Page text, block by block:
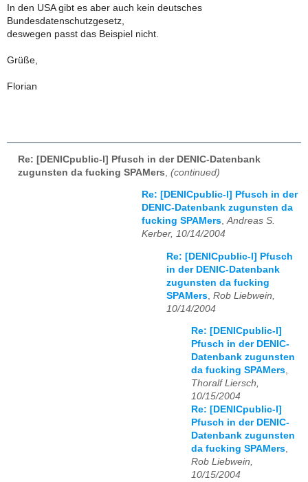
In den USA gibt es aber auch kein deutsches
Bundesdatenschutzgesetz,
deswegen passt das Beispiel nicht.
Grüße,
Florian
Re: [DENICpublic-l] Pfusch in der DENIC-Datenbank
zugunsten da fucking SPAMers (continued)
Re: [DENICpublic-l] Pfusch in der
DENIC-Datenbank zugunsten da
fucking SPAMers,Andreas S.
Kerber, 10/14/2004
Re: [DENICpublic-l] Pfusch
in der DENIC-Datenbank
zugunsten da fucking
SPAMers Rob Liebwein,
10/14/2004
Re: [DENICpublic-l]
Pfusch in der DENIC-
Datenbank zugunsten
da fucking SPAMers,
Thoralf Liersch,
10/15/2004
Re: [DENICpublic-l]
Pfusch in der DENIC-
Datenbank zugunsten
da fucking SPAMers,
Rob Liebwein,
10/15/2004